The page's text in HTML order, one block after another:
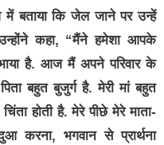
में बताया कि जेल जाने पर उन्हें
कहा, “मैंने हमेशा आपके
है. आज मैं अपने परिवार के
बहुत बुजुर्ग है. मेरी मां बहुत
होती है. मेरे पीछे मेरे माता-
करना, भगवान से प्रार्थना